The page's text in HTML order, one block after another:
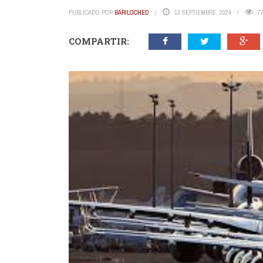
PUBLICADO POR BARILOCHED 13 SEPTIEMBRE, 2024
COMPARTIR: